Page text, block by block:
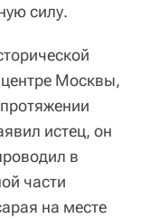
силу.
Москвы,
истец, он
в
части
на месте